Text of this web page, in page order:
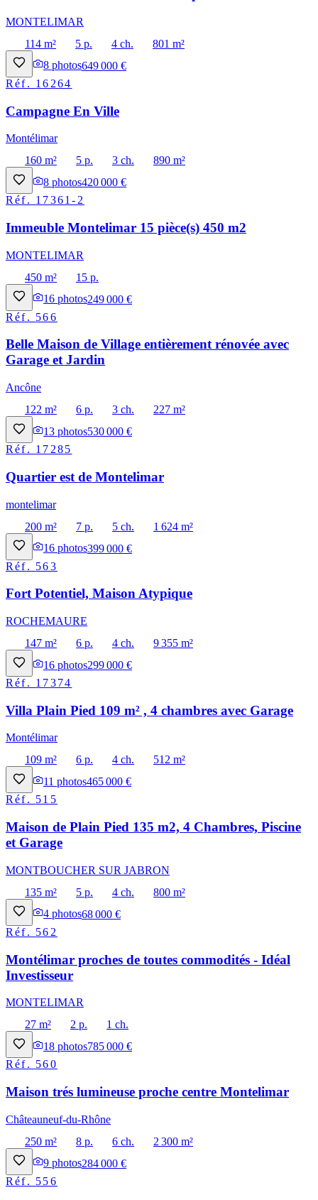
MONTELIMAR
114 m²
5 p. 4 ch.
801 m²
8 photos649 000 €
Réf. 16264
Campagne En Ville
Montélimar
160 m²
5 p. 3 ch.
890 m²
8 photos420 000 €
Réf. 17361-2
Immeuble Montelimar 15 pièce(s) 450 m2
MONTELIMAR
450 m²
15 p.
16 photos249 000 €
Réf. 566
Belle Maison de Village entièrement rénovée avec
Garage et Jardin
Ancône
122 m²
6 p. 3 ch.
227 m²
13 photos530 000 €
Réf. 17285
Quartier est de Montelimar
montelimar
200 m²
7 p. 5 ch.
1 624 m²
16 photos399 000 €
Réf. 563
Fort Potentiel, Maison Atypique
ROCHEMAURE
147 m²
6 p. 4 ch.
9 355 m²
16 photos299 000 €
Réf. 17374
Villa Plain Pied 109 m² , 4 chambres avec Garage
Montélimar
109 m²
6 p. 4 ch.
512 m²
11 photos465 000 €
Réf. 515
Maison de Plain Pied 135 m2, 4 Chambres, Piscine
et Garage
MONTBOUCHER SUR JABRON
135 m²
5 p. 4 ch.
800 m²
4 photos68 000 €
Réf. 562
Montélimar proches de toutes commodités - Idéal
Investisseur
MONTELIMAR
27 m²
2 p.
1 ch.
18 photos785 000 €
Réf. 560
Maison trés lumineuse proche centre Montelimar
Châteauneuf-du-Rhône
250 m²
8 p. 6 ch.
2 300 m²
9 photos284 000 €
Réf. 556